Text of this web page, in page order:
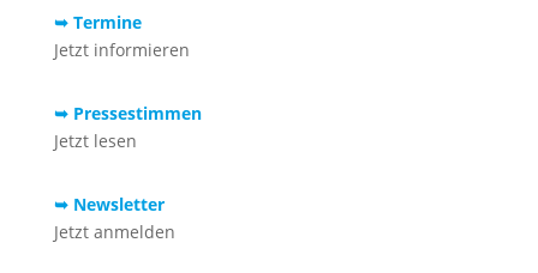
➥ Termine
Jetzt informieren
➥ Pressestimmen
Jetzt lesen
➥ Newsletter
Jetzt anmelden